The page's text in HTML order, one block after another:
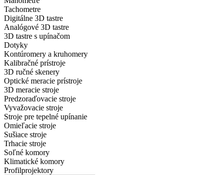
Tachometre
Digitálne 3D tastre
Analógové 3D tastre
3D tastre s upínačom
Dotyky
Kontúromery a kruhomery
Kalibračné prístroje
3D ručné skenery
Optické meracie prístroje
3D meracie stroje
Predzoraďovacie stroje
Vyvažovacie stroje
Stroje pre tepelné upínanie
Omieľacie stroje
Sušiace stroje
Trhacie stroje
Soľné komory
Klimatické komory
Profilprojektory